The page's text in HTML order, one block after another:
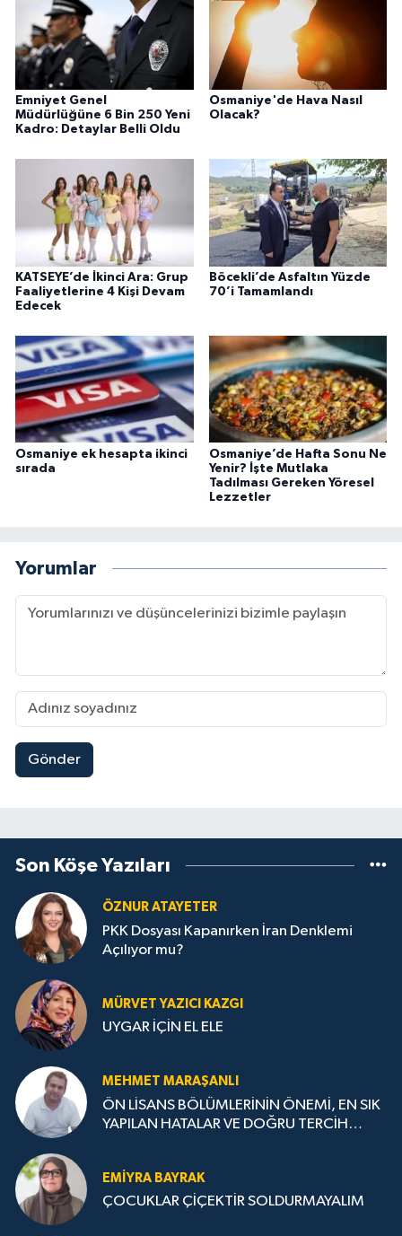
Emniyet Genel
Müdürlüğüne 6 Bin 250 Yeni
Kadro: Detaylar Belli Oldu
Osmaniye'de Hava Nasıl
Olacak?
KATSEYE’de İkinci Ara: Grup
Faaliyetlerine 4 Kişi Devam
Edecek
Böcekli’de Asfaltın Yüzde
70’i Tamamlandı
Osmaniye ek hesapta ikinci
sırada
Osmaniye’de Hafta Sonu Ne
Yenir? İşte Mutlaka
Tadılması Gereken Yöresel
Lezzetler
Yorumlar
Gönder
Son Köşe Yazıları
ÖZNUR ATAYETER
PKK Dosyası Kapanırken İran Denklemi
Açılıyor mu?
MÜRVET YAZICI KAZGI
UYGAR İÇİN EL ELE
MEHMET MARAŞANLI
ÖN LİSANS BÖLÜMLERİNİN ÖNEMİ, EN SIK
YAPILAN HATALAR VE DOĞRU TERCİH
EMIYRA BAYRAK
ÇOCUKLAR ÇİÇEKTİR SOLDURMAYALIM